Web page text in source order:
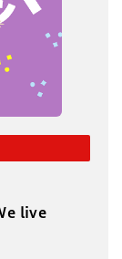
live